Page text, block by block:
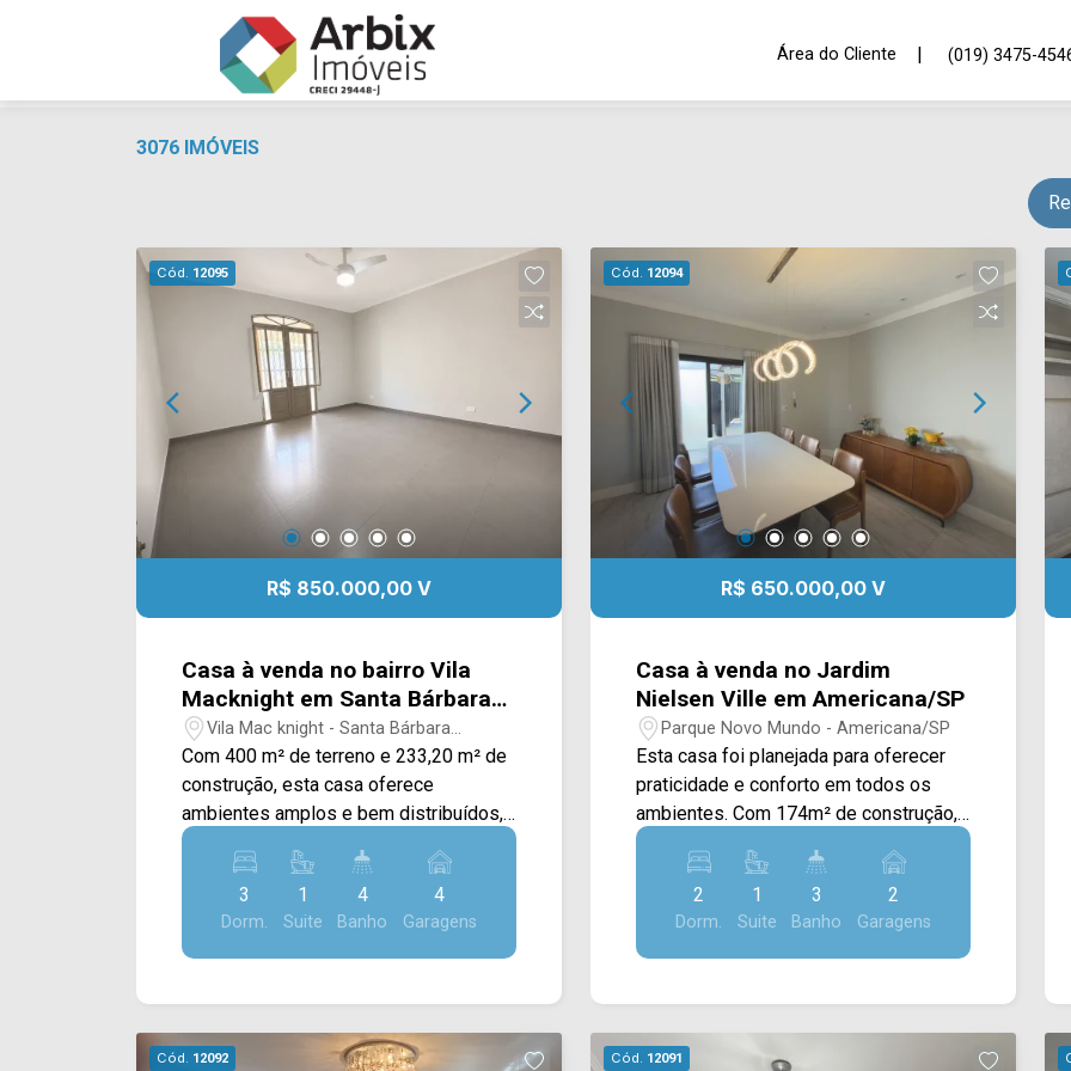
Área do Cliente | (019) 3475-
3076 IMÓVEIS
Cód. 12095
R$ 850.000,00 V
Casa à venda no bairro Vila
Macknight em Santa Bárbara
d`Oeste/SP
Vila Mac knight - Santa Bárbara
D`Oeste/SP
Com 400 m² de terreno e 233,20 m² de
construção, esta casa oferece
ambientes amplos e bem distribuídos,
com uma estrutura completa para quem
busca conforto e praticidade em uma
região residencial de Santa Bárbara
d`Oeste. A área social conta com três
salas amplas, cozinha planejada com
externa, o imóvel oferece piscina e
3
Dorm.
1
Suite
4
Banho
4
Garagens
Cód. 12094
R$ 650.000,00 V
Casa à venda no Jardim
Nielsen Ville em Americana/SP
Parque Novo Mundo - Americana/SP
Esta casa foi planejada para oferecer
praticidade e conforto em todos os
ambientes. Com 174m² de construção,
reúne acabamentos de qualidade,
ambientes funcionais e diferenciais
que tornam o dia a dia mais agradável
para toda a família. A cozinha planejada
com ilha integra os espaços de
planejados, closet, ar-condicionado e
2
Dorm.
1
Suite
3
Banho
2
Garagens
Cód. 12092 Cód. 12091